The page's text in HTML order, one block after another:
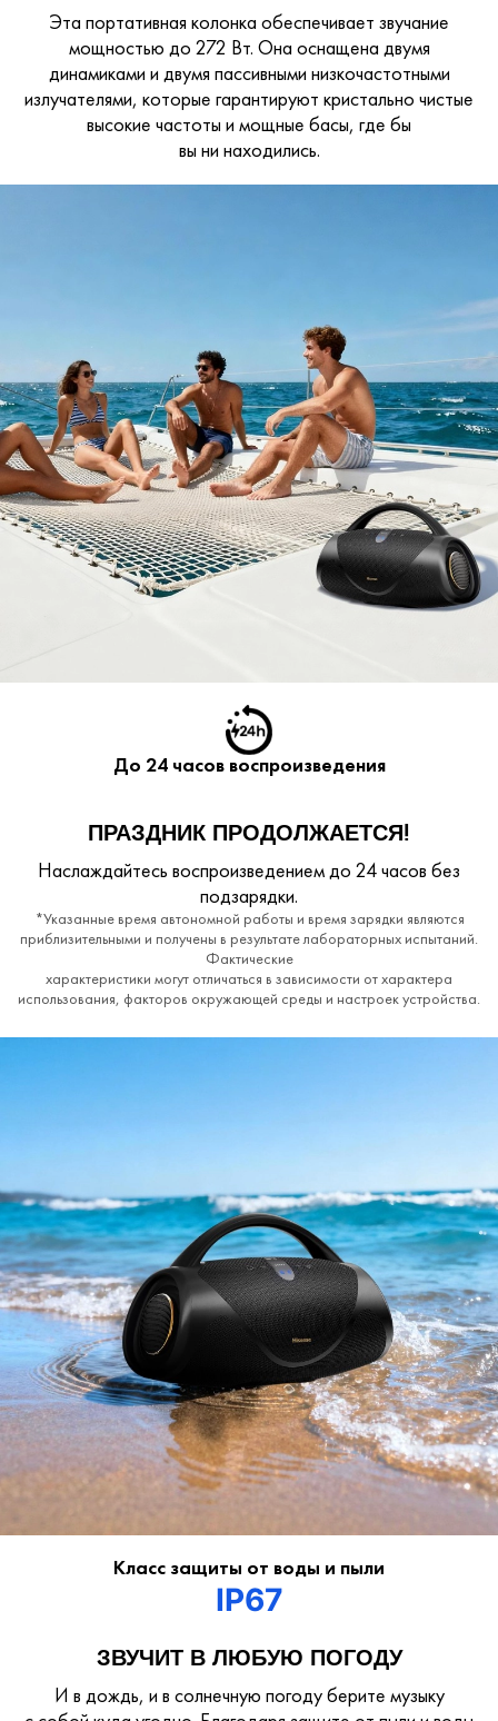
Эта портативная колонка обеспечивает звучание
мощностью до 272 Вт. Она оснащена двумя
динамиками и двумя пассивными низкочастотными
излучателями, которые гарантируют кристально чистые
высокие частоты и мощные басы, где бы
вы ни находились.
До 24 часов воспроизведения
ПРАЗДНИК ПРОДОЛЖАЕТСЯ!
Наслаждайтесь воспроизведением до 24 часов без
подзарядки.
*Указанные время автономной работы и время зарядки являются
приблизительными и получены в результате лабораторных испытаний.
Фактические
характеристики могут отличаться в зависимости от характера
использования, факторов окружающей среды и настроек устройства.
Класс защиты от воды и пыли
IP67
ЗВУЧИТ В ЛЮБУЮ ПОГОДУ
И в дождь, и в солнечную погоду берите музыку